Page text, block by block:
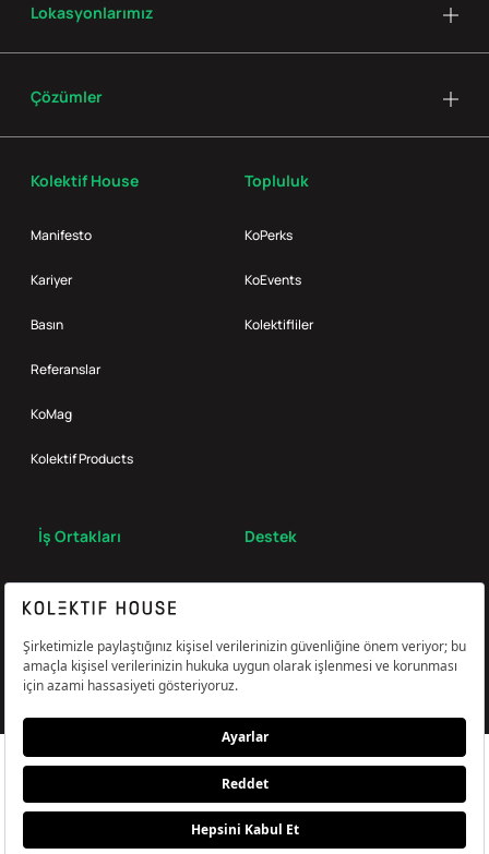
Kolektif House
Manifesto
Kariyer
Basın
Referanslar
KoMag
Kolektif Products
Topluluk
KoPerks
KoEvents
Kolektifliler
İş Ortakları Destek
Lokasyonlarımız
Çözümler
Çerez Tercihlerini Yönetin